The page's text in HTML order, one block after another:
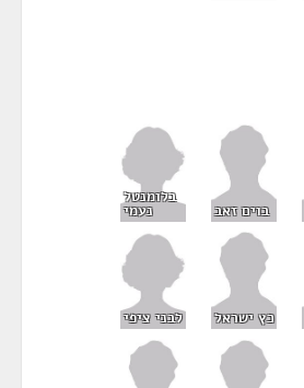
בוים זאב
בלומנטל
נעמי
כץ ישראל לבני ציפי